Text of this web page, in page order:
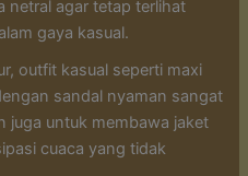
netral agar tetap terlihat
gaya kasual.
outfit kasual seperti maxi
sandal nyaman sangat
juga untuk membawa jaket
cuaca yang tidak